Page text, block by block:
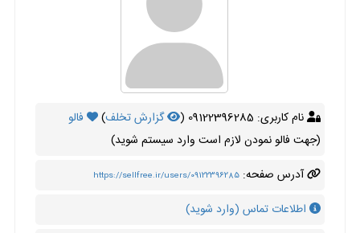
نام کاربری: 09122396285 ( گزارش تخلف)
فالو
(جهت فالو نمودن لازم است وارد سیستم شوید)
آدرس صفحه:https://sellfree.ir/users/09122396285
اطلاعات تماس (وارد شوید)